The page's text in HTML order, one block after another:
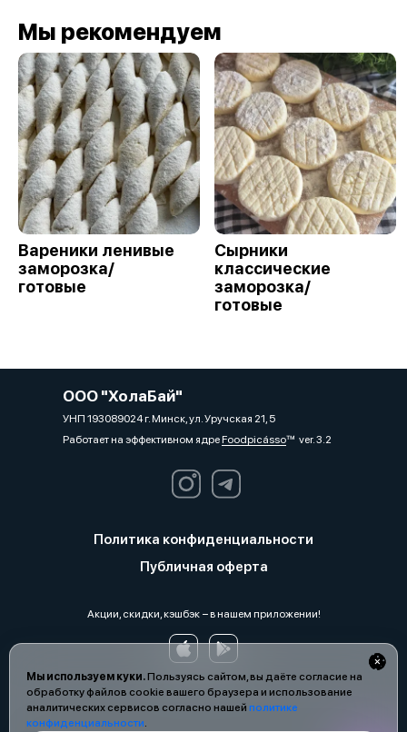
Мы используем куки.Пользуясь сайтом, вы даёте согласие на
обработку файлов cookie вашего браузера и использование
аналитических сервисов согласно нашей политике
конфиденциальности.
Мы рекомендуем
Вареники ленивые
заморозка/
готовые
Сырники
классические
заморозка/
готовые
ООО "ХолаБай"
УНП 193089024 г. Минск, ул. Уручская 21, 5
Работает на эффективном ядреFoodpicássover. 3.2
Политика конфиденциальности
Публичная оферта
Акции, скидки, кэшбэк − в нашем приложении!